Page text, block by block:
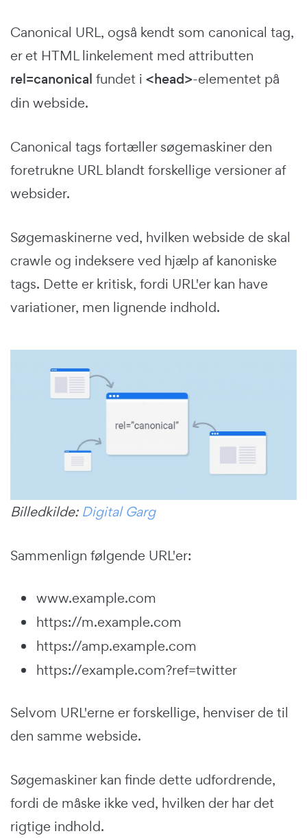
Canonical URL, også kendt som canonical tag,
er et HTML linkelement med attributten
rel=canonical fundet i <head>-elementet på
din webside.
Canonical tags fortæller søgemaskiner den
foretrukne URL blandt forskellige versioner af
websider.
Søgemaskinerne ved, hvilken webside de skal
crawle og indeksere ved hjælp af kanoniske
tags. Dette er kritisk, fordi URL'er kan have
variationer, men lignende indhold.
Billedkilde: Digital Garg
Sammenlign følgende URL'er:
www.example.com
https://m.example.com
https://amp.example.com
https://example.com?ref=twitter
Selvom URL'erne er forskellige, henviser de til
den samme webside.
Søgemaskiner kan finde dette udfordrende,
fordi de måske ikke ved, hvilken der har det
rigtige indhold.